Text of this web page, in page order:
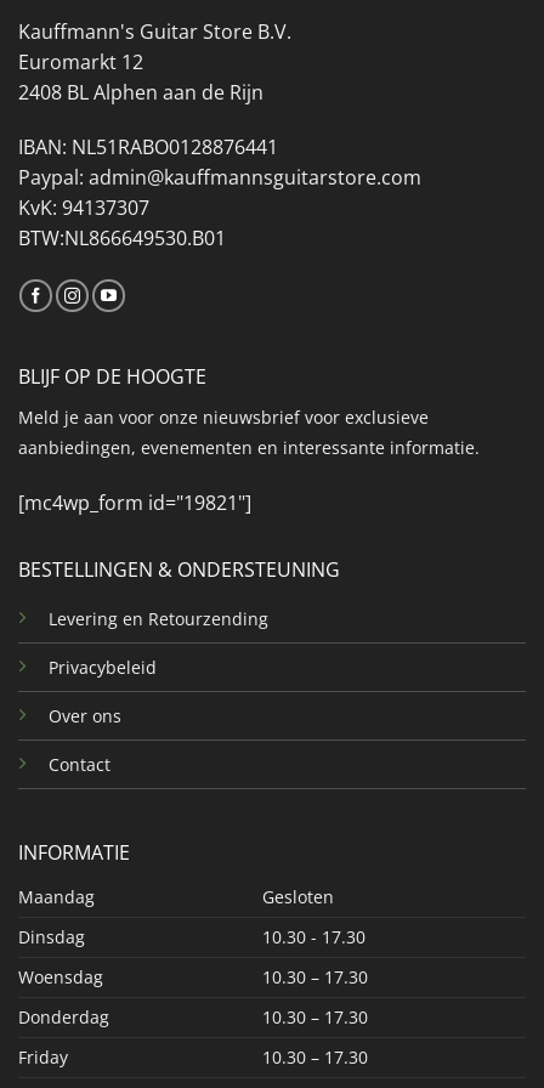
Kauffmann's Guitar Store B.V.
Euromarkt 12
2408 BL Alphen aan de Rijn
IBAN: NL51RABO0128876441
Paypal: admin@kauffmannsguitarstore.com
KvK: 94137307
BTW:NL866649530.B01
BESTELLINGEN & ONDERSTEUNING
Levering en Retourzending
Privacybeleid
Over ons
Contact
INFORMATIE
Maandag
Gesloten
Dinsdag
10.30 - 17.30
Woensdag
10.30 – 17.30
Donderdag
10.30 – 17.30
Friday
10.30 – 17.30
BLIJF OP DE HOOGTE
Meld je aan voor onze nieuwsbrief voor exclusieve
aanbiedingen, evenementen en interessante informatie.
[mc4wp_form id="19821"]